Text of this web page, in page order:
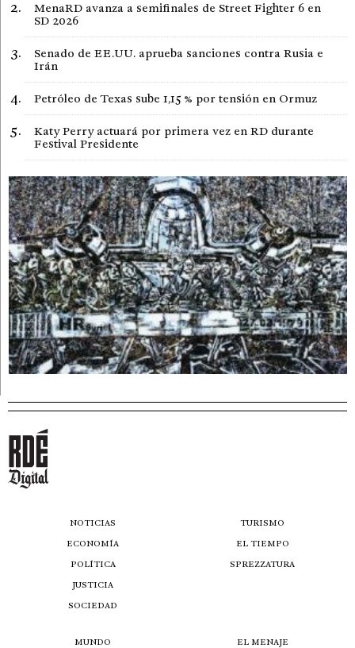
MenaRD avanza a semifinales de Street Fighter 6 en
SD 2026
Senado de EE.UU. aprueba sanciones contra Rusia e
Irán
Petróleo de Texas sube 1,15 % por tensión en Ormuz
Katy Perry actuará por primera vez en RD durante
Festival Presidente
NOTICIAS
ECONOMÍA
POLÍTICA
JUSTICIA
SOCIEDAD
TURISMO
EL TIEMPO
SPREZZATURA
MUNDO
EL MENAJE